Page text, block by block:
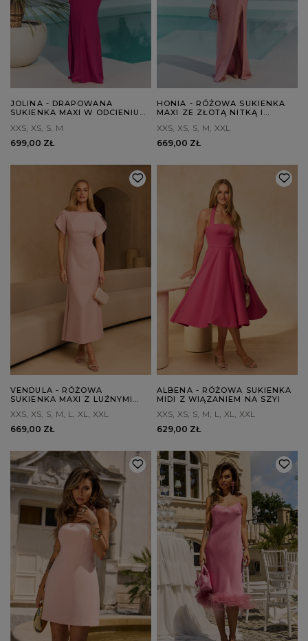
JOLINA - DRAPOWANA
SUKIENKA MAXI W ODCIENIU
XXS XS S M
699,00 ZŁ
HONIA - RÓŻOWA SUKIENKA
MAXI ZE ZŁOTĄ NITKĄ I
XXS XS S M XXL
669,00 ZŁ
VENDULA - RÓŻOWA
SUKIENKA MAXI Z LUŹNYMI
XXS XS S M L XL XXL
669,00 ZŁ
ALBENA - RÓŻOWA SUKIENKA
MIDI Z WIĄZANIEM NA SZYI
XXS XS S M L XL XXL
629,00 ZŁ